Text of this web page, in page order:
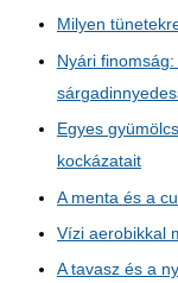
Milyen
Nyári
Egyes
kockázatait
A menta és a
Vízi aerobikkal
A tavasz és a